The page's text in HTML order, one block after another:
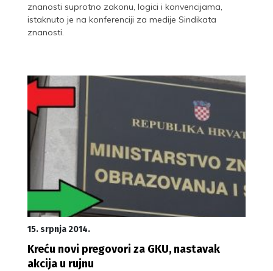
znanosti suprotno zakonu, logici i konvencijama,
istaknuto je na konferenciji za medije Sindikata
znanosti.
15. srpnja 2014.
Kreću novi pregovori za GKU, nastavak
akcija u rujnu